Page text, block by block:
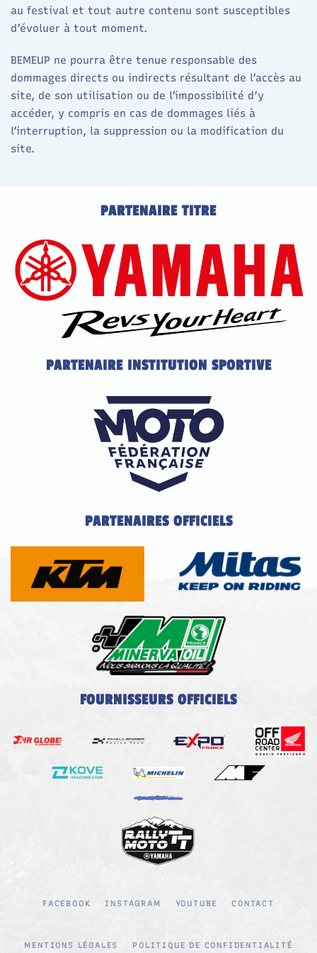
au festival et tout autre contenu sont susceptibles
d’évoluer à tout moment.
BEMEUP ne pourra être tenue responsable des
dommages directs ou indirects résultant de l’accès au
site, de son utilisation ou de l’impossibilité d’y
accéder, y compris en cas de dommages liés à
l’interruption, la suppression ou la modification du
site.
PARTENAIRE TITRE
PARTENAIRE INSTITUTION SPORTIVE
PARTENAIRES OFFICIELS
FOURNISSEURS OFFICIELS
FACEBOOK INSTAGRAM YOUTUBE CONTACT
MENTIONS LÉGALES POLITIQUE DE CONFIDENTIALITÉ